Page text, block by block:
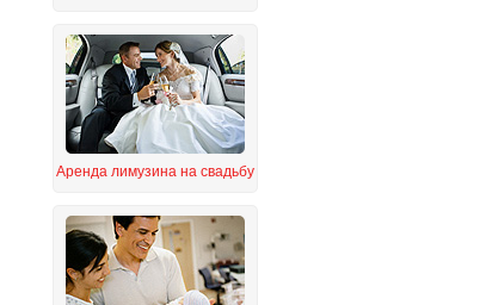
Аренда лимузина на свадьбу